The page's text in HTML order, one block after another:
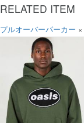
RELATED ITEM
プルオーバーパーカー ×